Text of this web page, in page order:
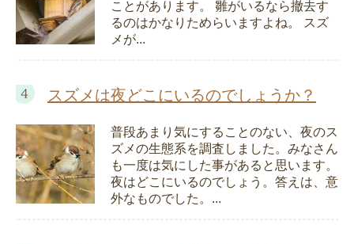
ことがあります。 雛がいるなら撤去す
るのはかなりためらいますよね。 スズ
メが...
スズメは夜どこにいるのでしょうか？
普段あまり気にすることのない、夜のス
ズメの生態系を調査しました。みなさん
も一度は気にした事があると思います。
夜はどこにいるのでしょう。答えは、意
外なものでした。...